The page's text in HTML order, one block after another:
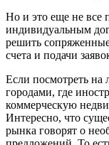
Но и это еще не все
индивидуальным
решить
счета и подачи
Если посмотреть
городами, где
коммерческую
Интересно, что
рынка говорят о